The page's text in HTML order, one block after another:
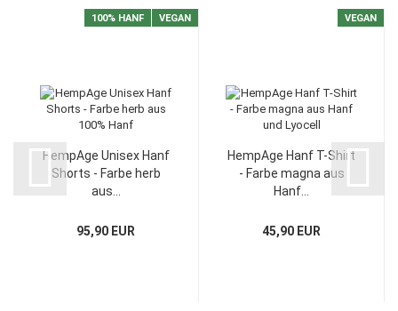
100% HANF VEGAN
HempAge Unisex Hanf
Shorts - Farbe herb
aus...
95,90 EUR
VEGAN
HempAge Hanf T-Shirt
- Farbe magna aus
Hanf...
45,90 EUR